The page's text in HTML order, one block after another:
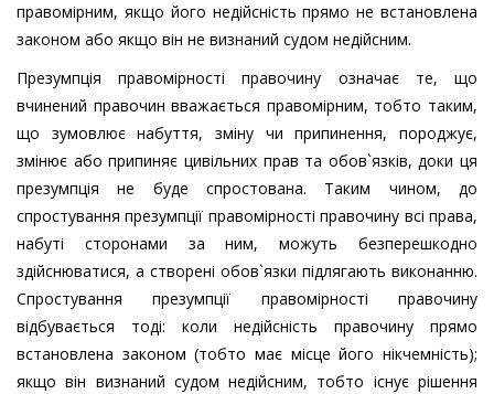
правомірним, якщо його недійсність прямо не встановлена
законом або якщо він не визнаний судом недійсним.
Презумпція правомірності правочину означає те, що
вчинений правочин вважається правомірним, тобто таким,
що зумовлює набуття, зміну чи припинення, породжує,
змінює або припиняє цивільних прав та обов`язків, доки ця
презумпція не буде спростована. Таким чином, до
спростування презумпції правомірності правочину всі права,
набуті сторонами за ним, можуть безперешкодно
здійснюватися, а створені обов`язки підлягають виконанню.
Спростування презумпції правомірності правочину
відбувається тоді: коли недійсність правочину прямо
встановлена законом (тобто має місце його нікчемність);
якщо він визнаний судом недійсним, тобто існує рішення